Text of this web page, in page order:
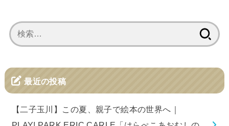
索:
最近の投稿
【二子玉川】この夏、親子で絵本の世界へ｜